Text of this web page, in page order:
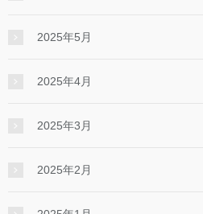
2025年5月
2025年4月
2025年3月
2025年2月